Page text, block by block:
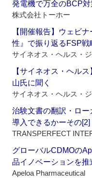
発電機で万全のBCP対
株式会社トーホー
【開催報告】ウェビ
性』で振り返るFSP戦
サイネオス・ヘルス・
【サイネオス・ヘル
山氏に聞く
サイネオス・ヘルス・
治験文書の翻訳・ロ
導入できるかーその[2]
TRANSPERFECT
グローバルCDMOの
品イノベーションを推
Apeloa Pharmaceutical